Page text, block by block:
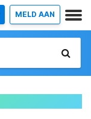
MELD AAN